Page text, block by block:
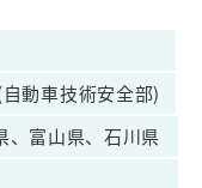
動車技術安全部)
、富山県、石川県